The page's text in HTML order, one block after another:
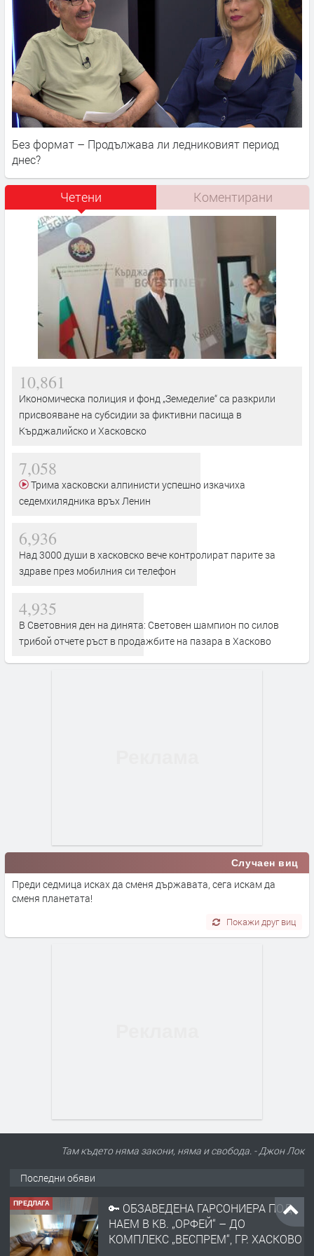
Без формат – Продължава ли ледниковият период
днес?
Четени Коментирани
10,861
Икономическа полиция и фонд „Земеделие“ са разкрили
присвояване на субсидии за фиктивни пасища в
Кърджалийско и Хасковско
7,058
седемхилядника връх Ленин
6,936
Над 3000 души в хасковско вече контролират парите за
здраве през мобилния си телефон
4,935
В Световния ден на динята: Световен шампион по силов
трибой отчете ръст в продажбите на пазара в Хасково
Случаен виц
Преди седмица исках да сменя държавата, сега искам да
сменя планетата!
Покажи друг виц
Там където няма закони, няма и свобода. - Джон Лок
Последни обяви
🔑 ОБЗАВЕДЕНА ГАРСОНИЕРА ПОД
НАЕМ В КВ. „ОРФЕЙ“ – ДО
КОМПЛЕКС „ВЕСПРЕМ“, ГР. ХАСКОВО
ПРЕДЛАГА
НАПЪЛНО ОБЗАВЕДЕН И
ОБОРУДВАН ТРИСТАЕН
АПАРТАМЕНТ В ЦЕНТЪРА НА ГР.